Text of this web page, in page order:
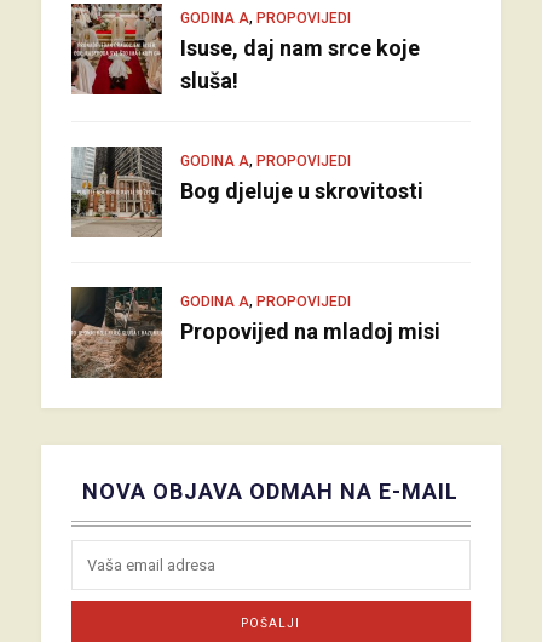
GODINA A, PROPOVIJEDI
Isuse, daj nam srce koje
sluša!
GODINA A, PROPOVIJEDI
Bog djeluje u skrovitosti
GODINA A, PROPOVIJEDI
Propovijed na mladoj misi
NOVA OBJAVA ODMAH NA E-MAIL